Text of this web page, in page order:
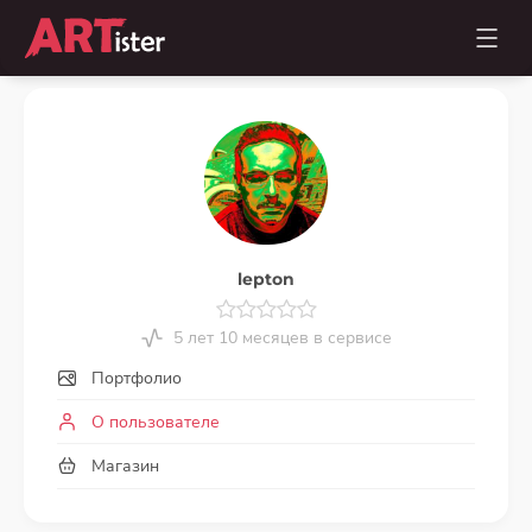
lepton
5 лет 10 месяцев в сервисе
Портфолио
О пользователе
Магазин